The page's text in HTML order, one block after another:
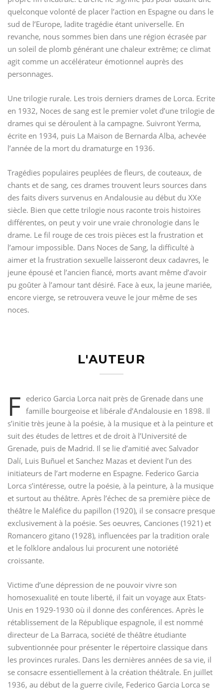
quelconque volonté de placer l’action en Espagne ou dans le
sud de l’Europe, ladite tragédie étant universelle. En
revanche, nous sommes bien dans une région écrasée par
un soleil de plomb générant une chaleur extrême; ce climat
agit comme un accélérateur émotionnel auprès des
personnages.
Une trilogie rurale. Les trois derniers drames de Lorca. Ecrite
en 1932, Noces de sang est le premier volet d’une trilogie de
drames qui se déroulent à la campagne. Suivront Yerma,
écrite en 1934, puis La Maison de Bernarda Alba, achevée
l’année de la mort du dramaturge en 1936.
Tragédies populaires peuplées de fleurs, de couteaux, de
chants et de sang, ces drames trouvent leurs sources dans
des faits divers survenus en Andalousie au début du XXe
siècle. Bien que cette trilogie nous raconte trois histoires
différentes, on peut y voir une vraie chronologie dans le
drame. Le fil rouge de ces trois pièces est la frustration et
l’amour impossible. Dans Noces de Sang, la difficulté à
aimer et la frustration sexuelle laisseront deux cadavres, le
jeune épousé et l’ancien fiancé, morts avant même d’avoir
pu goûter à l’amour tant désiré. Face à eux, la jeune mariée,
encore vierge, se retrouvera veuve le jour même de ses
noces.
L'AUTEUR
F ederico Garcia Lorca nait près de Grenade dans une
famille bourgeoise et libérale d’Andalousie en 1898. Il
s’initie très jeune à la poésie, à la musique et à la peinture et
suit des études de lettres et de droit à l’Université de
Grenade, puis de Madrid. Il se lie d’amitié avec Salvador
Dalí, Luis Buñuel et Sanchez Mazas et devient l’un des
initiateurs de l’art moderne en Espagne. Federico Garcia
Lorca s’intéresse, outre la poésie, à la peinture, à la musique
et surtout au théâtre. Après l’échec de sa première pièce de
théâtre le Maléfice du papillon (1920), il se consacre presque
exclusivement à la poésie. Ses oeuvres, Canciones (1921) et
Romancero gitano (1928), influencées par la tradition orale
et le folklore andalous lui procurent une notoriété
croissante.
Victime d’une dépression de ne pouvoir vivre son
homosexualité en toute liberté, il fait un voyage aux Etats-
Unis en 1929-1930 où il donne des conférences. Après le
rétablissement de la République espagnole, il est nommé
directeur de La Barraca, société de théâtre étudiante
subventionnée pour présenter le répertoire classique dans
les provinces rurales. Dans les dernières années de sa vie, il
se consacre essentiellement à la création théâtrale. En juillet
1936, au début de la guerre civile, Federico Garcia Lorca se